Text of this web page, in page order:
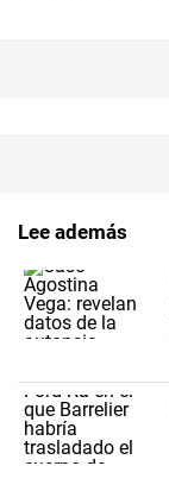
Lee además